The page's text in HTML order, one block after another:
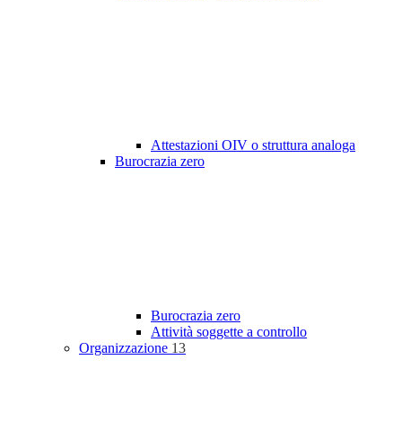
Attestazioni OIV o struttura analoga
Burocrazia zero
Burocrazia zero
Attività soggette a controllo
Organizzazione 13